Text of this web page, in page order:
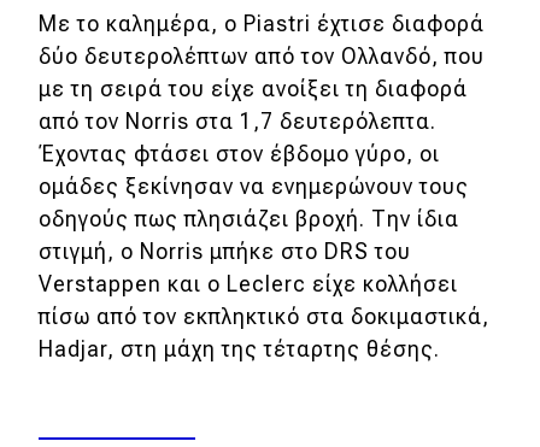
Δοκιμή
Αποστολή
Συγκρίνουμε
Αγώνες
Formula 1
WRC
Με το καλημέρα, ο Piastri έχτισε διαφορά
δύο δευτερολέπτων από τον Ολλανδό, που
με τη σειρά του είχε ανοίξει τη διαφορά
από τον Norris στα 1,7 δευτερόλεπτα.
Έχοντας φτάσει στον έβδομο γύρο, οι
ομάδες ξεκίνησαν να ενημερώνουν τους
οδηγούς πως πλησιάζει βροχή. Την ίδια
στιγμή, ο Norris μπήκε στο DRS του
Verstappen και ο Leclerc είχε κολλήσει
πίσω από τον εκπληκτικό στα δοκιμαστικά,
Hadjar, στη μάχη της τέταρτης θέσης.